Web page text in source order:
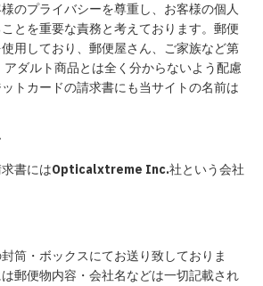
のプライバシーを尊重し、お客様の個人
とを重要な責務と考えております。郵便
用しており、郵便屋さん、ご家族など第
ダルト商品とは全く分からないよう配慮
トカードの請求書にも当サイトの名前は
書にはOpticalxtreme Inc.社という会社
筒・ボックスにてお送り致しておりま
郵便物内容・会社名などは一切記載され